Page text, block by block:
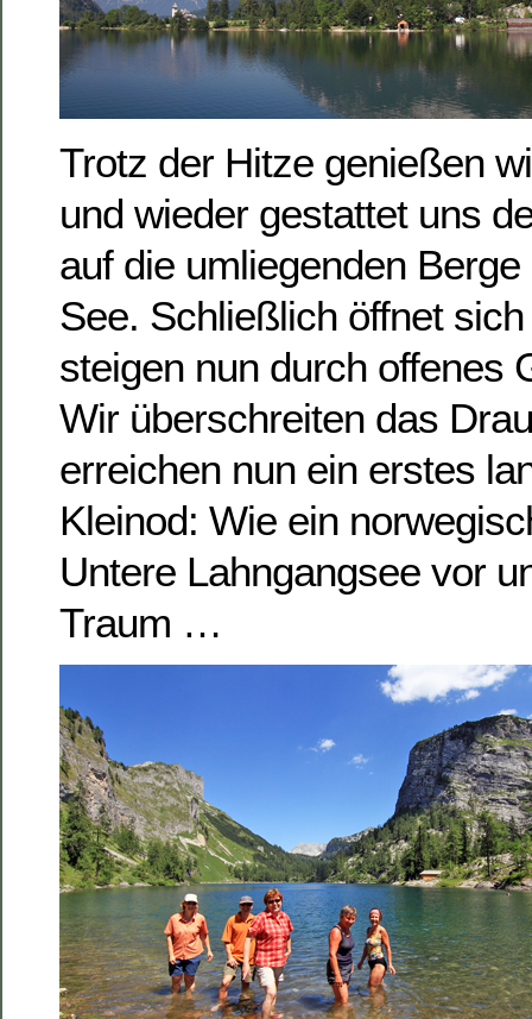
Trotz der Hitze genießen
und wieder gestattet uns
auf die umliegenden
See. Schließlich öffnet
steigen nun durch offenes
Wir überschreiten das
erreichen nun ein erstes
Kleinod: Wie ein
Untere Lahngangsee vor
Traum …